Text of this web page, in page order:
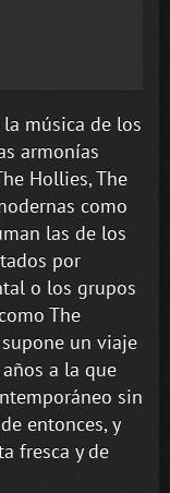
música de los
armonías
Hollies, The
como
las de los
por
o los grupos
The
supone un viaje
a la que
sin
entonces, y
fresca y de